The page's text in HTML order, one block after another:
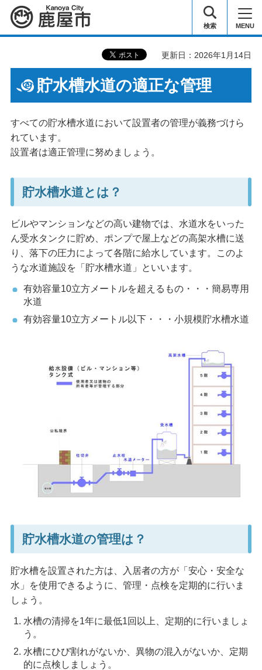
鹿屋市 検索 MENU
更新日：2026年1月14日
貯水槽水道の適正な管理
すべての貯水槽水道において設置者の管理が義務づけら
れています。
設置者は適正管理に努めましょう。
貯水槽水道とは？
ビルやマンションなどの高い建物では、水道水をいった
ん受水タンクに貯め、ポンプで屋上などの高架水槽に送
り、落下の圧力によって各階に給水しています。このよ
うな水道施設を「貯水槽水道」といいます。
有効容量10立方メートルを超えるもの・・・簡易専用
水道
有効容量10立方メートル以下・・・小規模貯水槽水道
貯水槽水道の管理は？
貯水槽を設置された方は、入居者の方が「安心・安全な
水」を使用できるように、管理・点検を定期的に行いま
しょう。
水槽の清掃を1年に最低1回以上、定期的に行いましょ
う。
水槽にひび割れがないか、異物の混入がないか、定期
的に点検しましょう。